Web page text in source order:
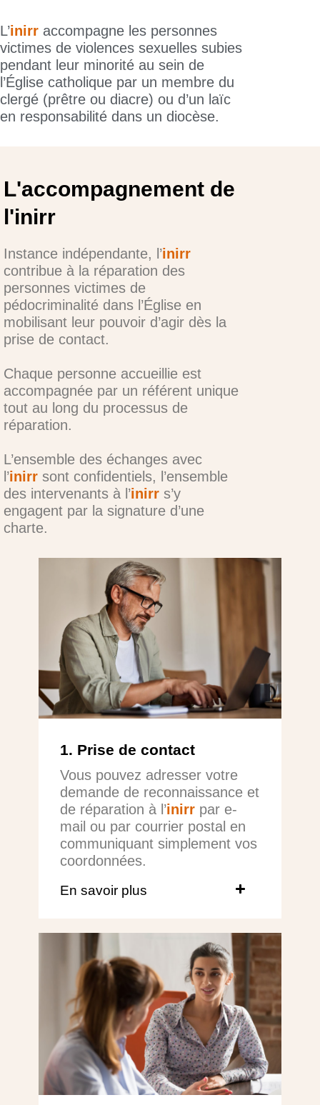
L’inirr accompagne les personnes
victimes de violences sexuelles subies
pendant leur minorité au sein de
l’Église catholique par un membre du
clergé (prêtre ou diacre) ou d’un laïc
en responsabilité dans un diocèse.
L'accompagnement de
l'inirr
Instance indépendante, l’inirr
contribue à la réparation des
personnes victimes de
pédocriminalité dans l’Église en
mobilisant leur pouvoir d’agir dès la
prise de contact.
Chaque personne accueillie est
accompagnée par un référent unique
tout au long du processus de
réparation.
L’ensemble des échanges avec
l’inirr sont confidentiels, l’ensemble
des intervenants à l’inirr s’y
engagent par la signature d’une
charte.
1. Prise de contact
Vous pouvez adresser votre
demande de reconnaissance et
de réparation à l’inirr par e-
mail ou par courrier postal en
communiquant simplement vos
coordonnées.
En savoir plus